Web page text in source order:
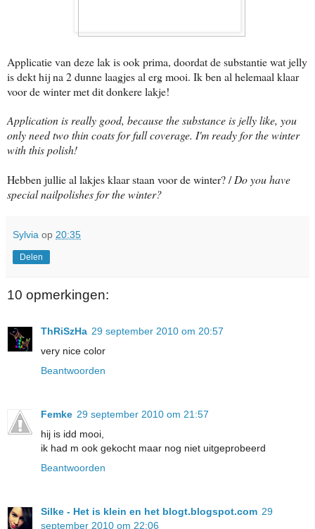
Applicatie van deze lak is ook prima, doordat de substantie wat jelly
is dekt hij na 2 dunne laagjes al erg mooi. Ik ben al helemaal klaar
voor de winter met dit donkere lakje!
Application is really good, because the substance is jelly like, you
only need two thin coats for full coverage. I'm ready for the winter
with this polish!
Hebben jullie al lakjes klaar staan voor de winter? /Do you have
special nailpolishes for the winter?
Sylvia op 20:35
Delen
10 opmerkingen:
ThRiSzHa 29 september 2010 om 20:57
very nice color
Beantwoorden
Femke 29 september 2010 om 21:57
hij is idd mooi,
ik had m ook gekocht maar nog niet uitgeprobeerd
Beantwoorden
Silke - Het is klein en het blogt.blogspot.com 29
september 2010 om 22:06